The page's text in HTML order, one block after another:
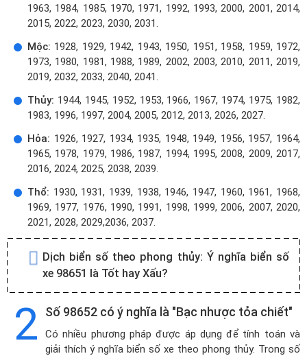
1963, 1984, 1985, 1970, 1971, 1992, 1993, 2000, 2001, 2014,
2015, 2022, 2023, 2030, 2031.
Mộc: 1928, 1929, 1942, 1943, 1950, 1951, 1958, 1959, 1972,
1973, 1980, 1981, 1988, 1989, 2002, 2003, 2010, 2011, 2019,
2019, 2032, 2033, 2040, 2041.
Thủy: 1944, 1945, 1952, 1953, 1966, 1967, 1974, 1975, 1982,
1983, 1996, 1997, 2004, 2005, 2012, 2013, 2026, 2027.
Hỏa: 1926, 1927, 1934, 1935, 1948, 1949, 1956, 1957, 1964,
1965, 1978, 1979, 1986, 1987, 1994, 1995, 2008, 2009, 2017,
2016, 2024, 2025, 2038, 2039.
Thổ: 1930, 1931, 1939, 1938, 1946, 1947, 1960, 1961, 1968,
1969, 1977, 1976, 1990, 1991, 1998, 1999, 2006, 2007, 2020,
2021, 2028, 2029,2036, 2037.
Dịch biển số theo phong thủy: Ý nghĩa biển số
xe 98651 là Tốt hay Xấu?
2 Số 98652 có ý nghĩa là "Bạc nhược tỏa chiết"
Có nhiều phương pháp được áp dụng để tính toán và
giải thích ý nghĩa biển số xe theo phong thủy. Trong số